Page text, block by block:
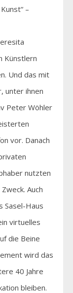
–
Künstlern
Und das mit
unter ihnen
Peter Wöhler
vor. Danach
nutzten
Auch
Sasel-Haus
virtuelles
die Beine
wird das
40 Jahre
bleiben.